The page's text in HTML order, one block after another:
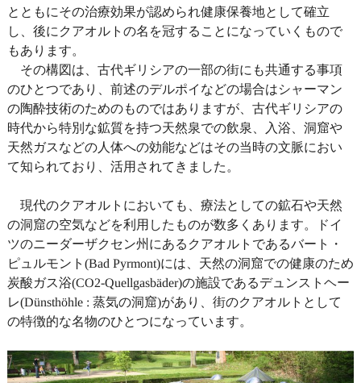
とともにその治療効果が認められ健康保養地として確立
し、後にクアオルトの名を冠することになっていくもので
もあります。
その構図は、古代ギリシアの一部の街にも共通する事項
のひとつであり、前述のデルポイなどの場合はシャーマン
の陶酔技術のためのものではありますが、古代ギリシアの
時代から特別な鉱質を持つ天然泉での飲泉、入浴、洞窟や
天然ガスなどの人体への効能などはその当時の文脈におい
て知られており、活用されてきました。
現代のクアオルトにおいても、療法としての鉱石や天然
の洞窟の空気などを利用したものが数多くあります。ドイ
ツのニーダーザクセン州にあるクアオルトであるバート・
ピュルモント(Bad Pyrmont)には、天然の洞窟での健康のため
炭酸ガス浴(CO2-Quellgasbäder)の施設であるデュンストヘー
レ(Dünsthöhle : 蒸気の洞窟)があり、街のクアオルトとして
の特徴的な名物のひとつになっています。